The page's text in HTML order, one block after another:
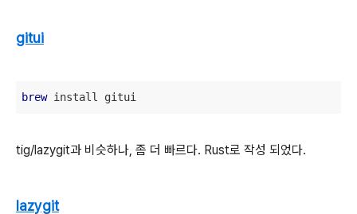
gitui
brew install gitui
tig/lazygit과 비슷하나, 좀 더 빠르다. Rust로 작성 되었다.
lazygit